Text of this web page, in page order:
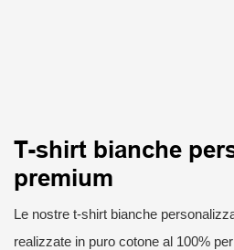
T-shirt bianche
premium
Le nostre t-shirt bianche
realizzate in puro cotone al 100%